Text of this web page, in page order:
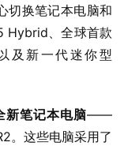
切换笔记本电脑和
Hybrid、全球首款
及新一代迷你型
新笔记本电脑——
。这些电脑采用了